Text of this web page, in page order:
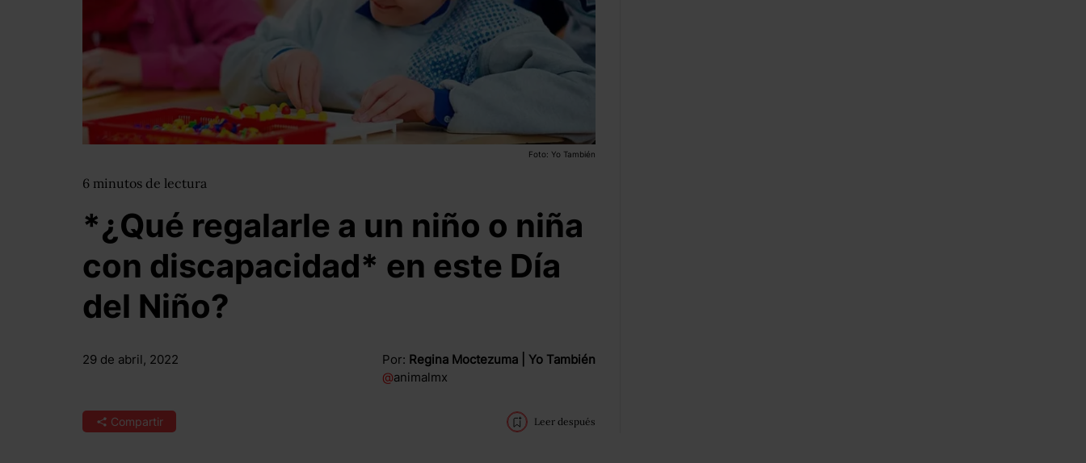
Foto: Yo También
6 minutos de lectura
*¿Qué regalarle a un niño o niña
con discapacidad* en este Día
del Niño?
29 de abril, 2022 Por: Regina Moctezuma | Yo También
@animalmx
Compartir Leer después